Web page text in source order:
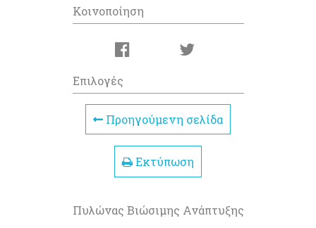
Κοινοποίηση
Επιλογές
Προηγούμενη σελίδα
Εκτύπωση
Πυλώνας Βιώσιμης Ανάπτυξης